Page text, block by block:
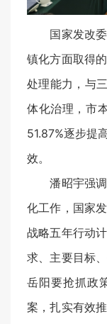
国家发改委
镇化方面取得
处理能力，与
体化治理，市
51.87%逐步提
效。
潘昭宇强调
化工作，国家
战略五年行动
求、主要目标
岳阳要抢抓政
案，扎实有效